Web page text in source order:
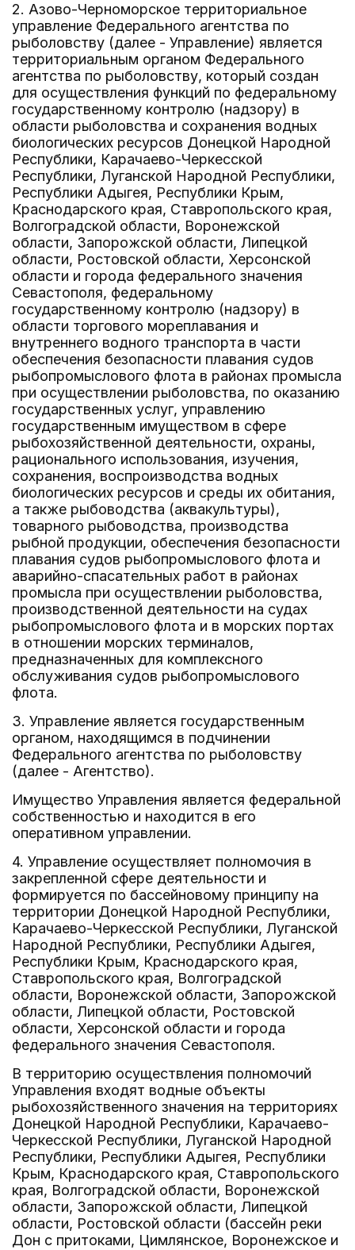
2. Азово-Черноморское территориальное
управление Федерального агентства по
рыболовству (далее - Управление) является
территориальным органом Федерального
агентства по рыболовству, который создан
для осуществления функций по федеральному
государственному контролю (надзору) в
области рыболовства и сохранения водных
биологических ресурсов Донецкой Народной
Республики, Карачаево-Черкесской
Республики, Луганской Народной Республики,
Республики Адыгея, Республики Крым,
Краснодарского края, Ставропольского края,
Волгоградской области, Воронежской
области, Запорожской области, Липецкой
области, Ростовской области, Херсонской
области и города федерального значения
Севастополя, федеральному
государственному контролю (надзору) в
области торгового мореплавания и
внутреннего водного транспорта в части
обеспечения безопасности плавания судов
рыбопромыслового флота в районах промысла
при осуществлении рыболовства, по оказанию
государственных услуг, управлению
государственным имуществом в сфере
рыбохозяйственной деятельности, охраны,
рационального использования, изучения,
сохранения, воспроизводства водных
биологических ресурсов и среды их обитания,
а также рыбоводства (аквакультуры),
товарного рыбоводства, производства
рыбной продукции, обеспечения безопасности
плавания судов рыбопромыслового флота и
аварийно-спасательных работ в районах
промысла при осуществлении рыболовства,
производственной деятельности на судах
рыбопромыслового флота и в морских портах
в отношении морских терминалов,
предназначенных для комплексного
обслуживания судов рыбопромыслового
флота.
3. Управление является государственным
органом, находящимся в подчинении
Федерального агентства по рыболовству
(далее - Агентство).
Имущество Управления является федеральной
собственностью и находится в его
оперативном управлении.
4. Управление осуществляет полномочия в
закрепленной сфере деятельности и
формируется по бассейновому принципу на
территории Донецкой Народной Республики,
Карачаево-Черкесской Республики, Луганской
Народной Республики, Республики Адыгея,
Республики Крым, Краснодарского края,
Ставропольского края, Волгоградской
области, Воронежской области, Запорожской
области, Липецкой области, Ростовской
области, Херсонской области и города
федерального значения Севастополя.
В территорию осуществления полномочий
Управления входят водные объекты
рыбохозяйственного значения на территориях
Донецкой Народной Республики, Карачаево-
Черкесской Республики, Луганской Народной
Республики, Республики Адыгея, Республики
Крым, Краснодарского края, Ставропольского
края, Волгоградской области, Воронежской
области, Запорожской области, Липецкой
области, Ростовской области (бассейн реки
Дон с притоками, Цимлянское, Воронежское и